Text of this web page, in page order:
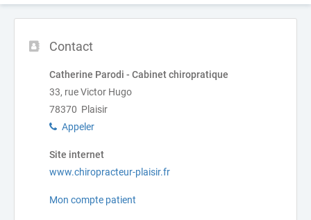
Contact
Catherine Parodi - Cabinet chiropratique
33, rue Victor Hugo
78370 Plaisir
Appeler
Site internet
www.chiropracteur-plaisir.fr
Mon compte patient